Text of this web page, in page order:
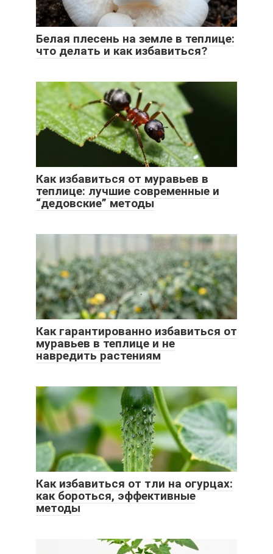
Белая плесень на земле в теплице:
что делать и как избавиться?
Как избавиться от муравьев в
теплице: лучшие современные и
“дедовские” методы
Как гарантированно избавиться от
муравьев в теплице и не
навредить растениям
Как избавиться от тли на огурцах:
как бороться, эффективные
методы